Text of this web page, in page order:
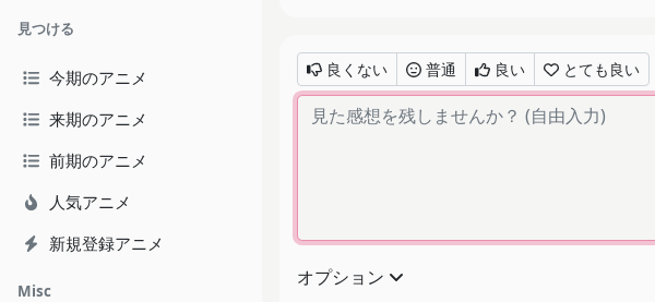
見つける
今期のアニメ
来期のアニメ
前期のアニメ
人気アニメ
新規登録アニメ
Misc
良くない 普通 良い とても良い
オプション